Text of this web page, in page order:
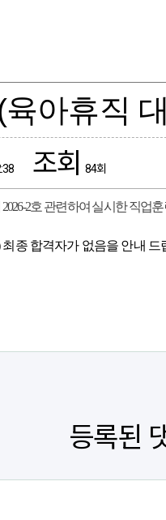
아휴직
조회 84회
2호 관련하여 실시한 직업
종 합격자가 없음을 안내
등록된